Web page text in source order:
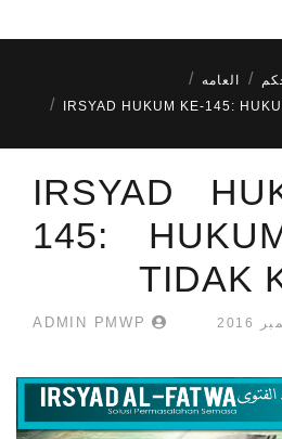
العامه
IRSYAD HUKUM KE-145:
IRSYAD
145:
TIDAK
ADMIN PMWP